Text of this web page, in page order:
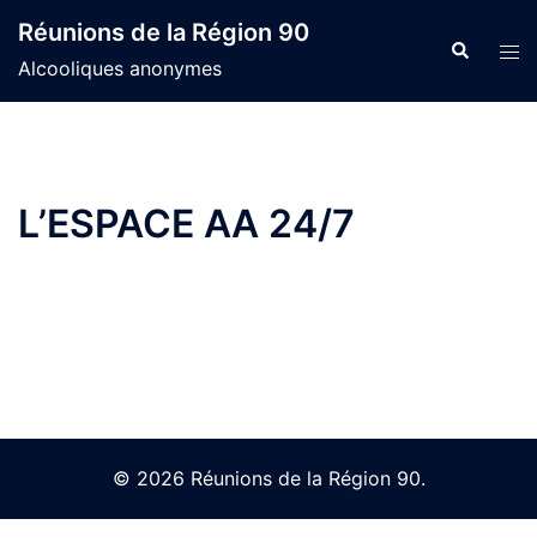
content
Réunions de la Région 90
Alcooliques anonymes
Search
L’ESPACE AA 24/7
© 2026 Réunions de la Région 90.